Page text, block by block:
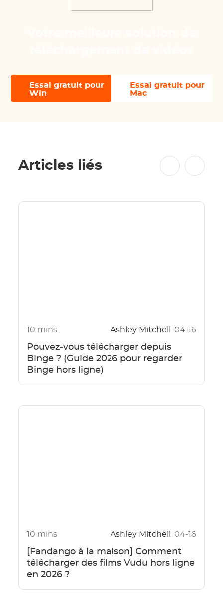
Essai gratuit pour
Win
Essai gratuit pour
Mac
Articles liés
10 mins Ashley Mitchell 04-16
Pouvez-vous télécharger depuis
Binge ? (Guide 2026 pour regarder
Binge hors ligne)
10 mins Ashley Mitchell 04-16
[Fandango à la maison] Comment
télécharger des films Vudu hors ligne
en 2026 ?